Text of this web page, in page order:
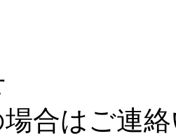
場合はご連